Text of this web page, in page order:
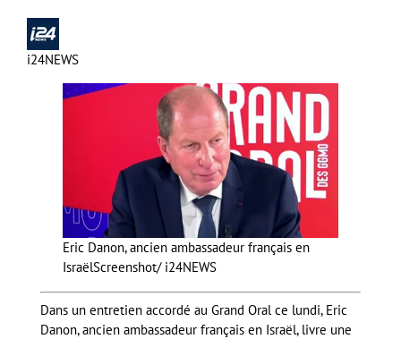
i24NEWS
Eric Danon, ancien ambassadeur français en
IsraëlScreenshot/ i24NEWS
Dans un entretien accordé au Grand Oral ce lundi, Eric
Danon, ancien ambassadeur français en Israël, livre une